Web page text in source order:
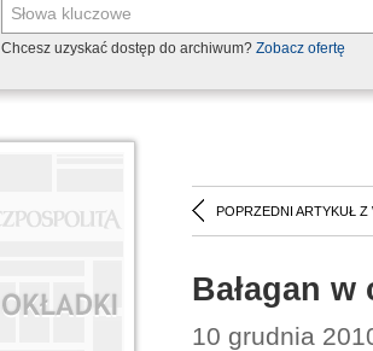
Chcesz uzyskać dostęp do archiwum? Zobacz ofertę
POPRZEDNI ARTYKUŁ Z
Bałagan
10 grudnia